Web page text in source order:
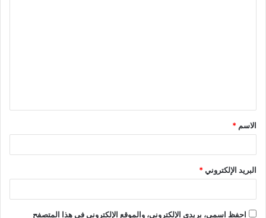
ق
*
الاسم *
البريد الإلكتروني*
احفظ اسمي، بريدي الإلكتروني، والموقع الإلكتروني في هذا المتصفح